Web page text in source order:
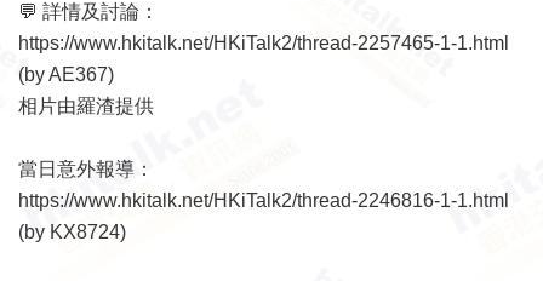
💬 詳情及討論：
https://www.hkitalk.net/HKiTalk2/thread-2257465-1-1.html
(by AE367)
相片由羅渣提供
當日意外報導：
https://www.hkitalk.net/HKiTalk2/thread-2246816-1-1.html
(by KX8724)